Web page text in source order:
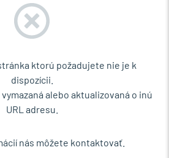
ktorú požadujete nie je k
dispozícii.
alebo aktualizovaná o inú
URL adresu.
nás môžete kontaktovať.